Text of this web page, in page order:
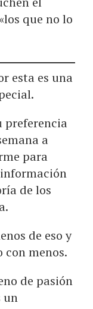
que no lo
esta es una
preferencia
a
para
de los
de eso y
con menos.
de pasión
un